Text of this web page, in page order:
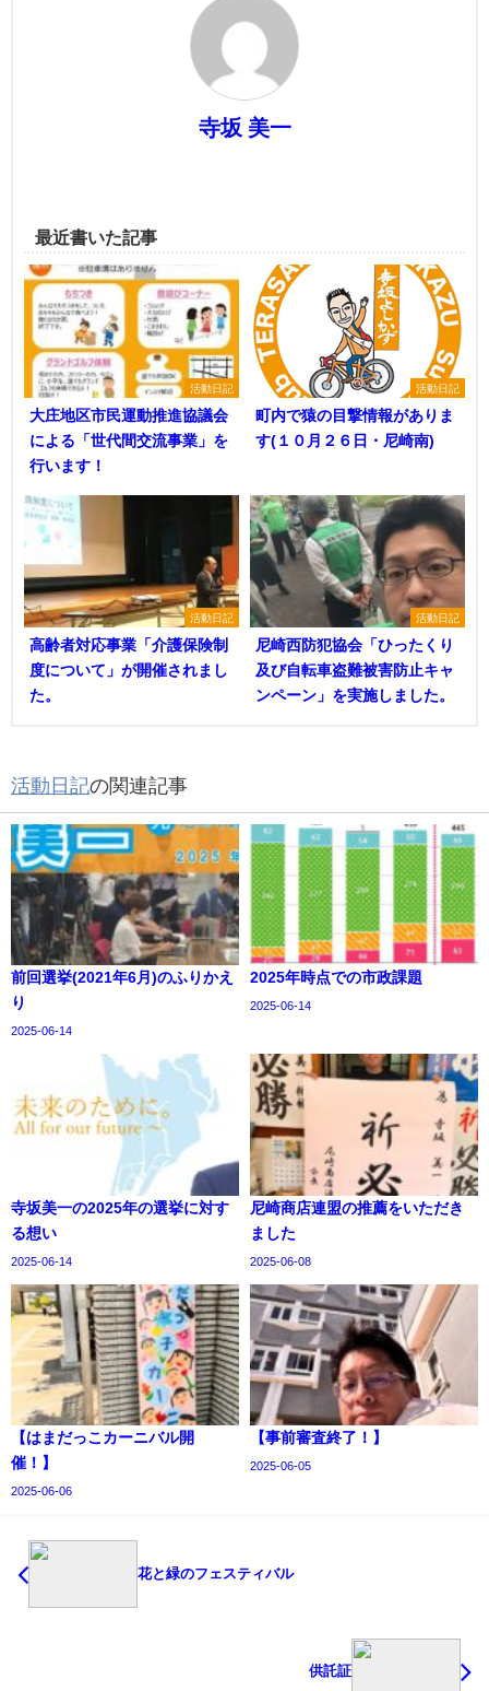
寺坂 美一
最近書いた記事
活動日記
大庄地区市民運動推進協議会
による「世代間交流事業」を
行います！
活動日記
町内で猿の目撃情報がありま
す(１０月２６日・尼崎南)
活動日記
高齢者対応事業「介護保険制
度について」が開催されまし
た。
活動日記
尼崎西防犯協会「ひったくり
及び自転車盗難被害防止キャ
ンペーン」を実施しました。
活動日記の関連記事
前回選挙(2021年6月)のふりかえ
り
2025-06-14
2025年時点での市政課題
2025-06-14
寺坂美一の2025年の選挙に対す
る想い
2025-06-14
尼崎商店連盟の推薦をいただき
ました
2025-06-08
【はまだっこカーニバル開
催！】
2025-06-06
【事前審査終了！】
2025-06-05
花と緑のフェスティバル
供託証